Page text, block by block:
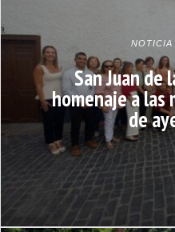
NOTICIA
San Juan de
homenaje a las
de